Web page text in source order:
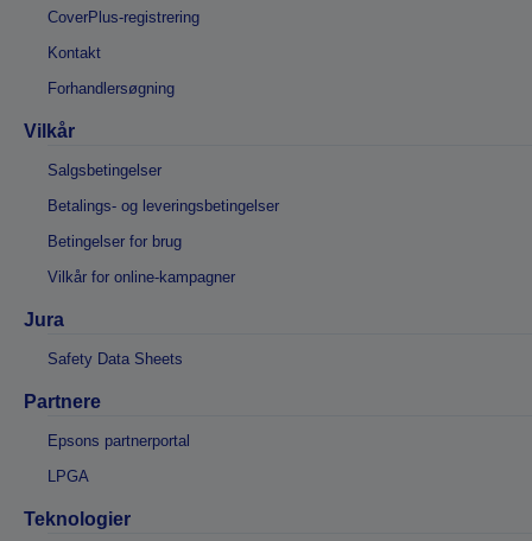
CoverPlus-registrering
Kontakt
Forhandlersøgning
Vilkår
Salgsbetingelser
Betalings- og leveringsbetingelser
Betingelser for brug
Vilkår for online-kampagner
Jura
Safety Data Sheets
Partnere
Epsons partnerportal
LPGA
Teknologier